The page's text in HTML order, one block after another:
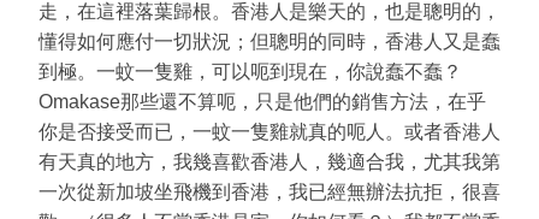
走，在這裡落葉歸根。香港人是樂天的，也是聰明的，
懂得如何應付一切狀況；但聰明的同時，香港人又是蠢
到極。一蚊一隻雞，可以呃到現在，你說蠢不蠢？
Omakase那些還不算呃，只是他們的銷售方法，在乎
你是否接受而已，一蚊一隻雞就真的呃人。或者香港人
有天真的地方，我幾喜歡香港人，幾適合我，尤其我第
一次從新加坡坐飛機到香港，我已經無辦法抗拒，很喜